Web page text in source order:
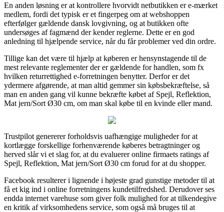
En anden løsning er at kontrollere hvorvidt netbutikken er e-mærket
medlem, fordi det typisk er et fingerpeg om at webshoppen
efterfølger gældende dansk lovgivning, og at butikken ofte
undersøges af fagmænd der kender reglerne. Dette er en god
anledning til hjælpende service, når du får problemer ved din ordre.
Tillige kan det være til hjælp at køberen er hensynstagende til de
mest relevante reglementer der er gældende for handlen, som fx
hvilken returrettighed e-forretningen benytter. Derfor er det
ydermere afgørende, at man altid gemmer sin købsbekræftelse, så
man en anden gang vil kunne bekræfte købet af Spejl, Reflektion,
Mat jern/Sort Ø30 cm, om man skal købe til en kvinde eller mand.
Trustpilot genererer forholdsvis uafhængige muligheder for at
kortlægge forskellige forhenværende køberes betragtninger og
herved slår vi et slag for, at du evaluerer online firmaets ratings af
Spejl, Reflektion, Mat jern/Sort Ø30 cm forud for at du shopper.
Facebook resulterer i lignende i højeste grad gunstige metoder til at
få et kig ind i online forretningens kundetilfredshed. Derudover ses
endda internet varehuse som giver folk mulighed for at tilkendegive
en kritik af virksomhedens service, som også må bruges til at